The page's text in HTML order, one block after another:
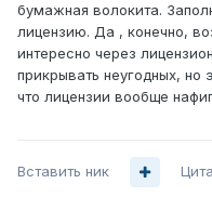
бумажная волокита.
лицензию. Да , конечно,
интересно через
прикрывать неугодных, но
что лицензии вообще
Вставить ник